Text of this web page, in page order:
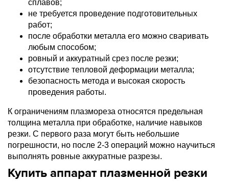
сплавов;
не требуется проведение подготовительных
работ;
после обработки металла его можно сваривать
любым способом;
ровный и аккуратный срез после резки;
отсутствие тепловой деформации металла;
безопасность метода и высокая скорость
проведения работы.
К ограничениям плазмореза относятся предельная
толщина металла при обработке, наличие навыков
резки. С первого раза могут быть небольшие
погрешности, но после 2-3 операций можно научиться
выполнять ровные аккуратные разрезы.
Купить аппарат плазменной резки